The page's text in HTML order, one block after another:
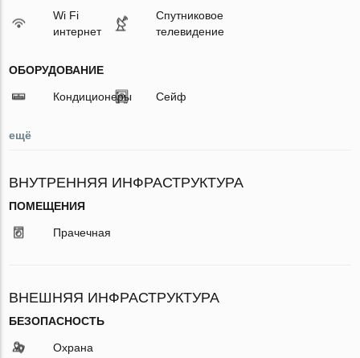
Wi Fi
интернет
Спутниковое
телевидение
ОБОРУДОВАНИЕ
Кондиционеры Сейф
ещё
ВНУТРЕННЯЯ ИНФРАСТРУКТУРА
ПОМЕЩЕНИЯ
Прачечная
ВНЕШНЯЯ ИНФРАСТРУКТУРА
БЕЗОПАСНОСТЬ
Охрана